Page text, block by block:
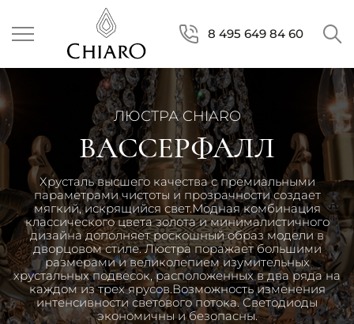
8 495 649 84 60
ЛЮСТРА CHIARO
ВАССЕРФАЛЛ
Хрусталь высшего качества с премиальными
параметрами чистоты и прозрачности создает
мягкий, искрящийся свет.Модная комбинация
классического цвета золота и минималистичного
дизайна дополняет роскошный образ модели в
дворцовом стиле. Люстра поражает большими
размерами и великолепием изумительных
хрустальных подвесок, расположенных в два ряда на
каждом из трех ярусов.Возможность изменения
интенсивности светового потока. Светодиоды
экономичны и безопасны.